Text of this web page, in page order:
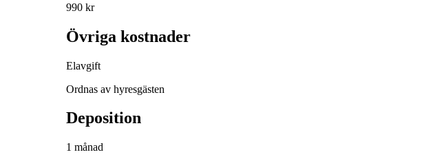
990 kr
Övriga kostnader
Elavgift
Ordnas av hyresgästen
Deposition
1 månad